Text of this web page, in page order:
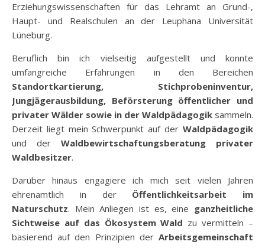
Erziehungswissenschaften für das Lehramt an Grund-,
Haupt- und Realschulen an der Leuphana Universität
Lüneburg.
Beruflich bin ich vielseitig aufgestellt und konnte
umfangreiche Erfahrungen in den Bereichen
Standortkartierung, Stichprobeninventur,
Jungjägerausbildung, Beförsterung öffentlicher und
privater Wälder sowie in der Waldpädagogik sammeln.
Derzeit liegt mein Schwerpunkt auf der Waldpädagogik
und der Waldbewirtschaftungsberatung privater
Waldbesitzer.
Darüber hinaus engagiere ich mich seit vielen Jahren
ehrenamtlich in der Öffentlichkeitsarbeit im
Naturschutz. Mein Anliegen ist es, eine ganzheitliche
Sichtweise auf das Ökosystem Wald zu vermitteln –
basierend auf den Prinzipien der Arbeitsgemeinschaft